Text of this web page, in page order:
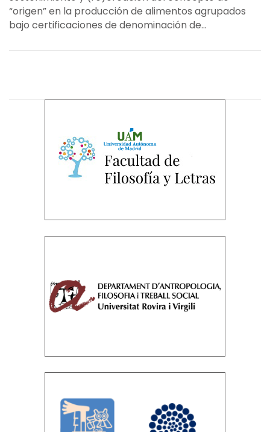
“origen” en la producción de alimentos agrupados
bajo certificaciones de denominación de...